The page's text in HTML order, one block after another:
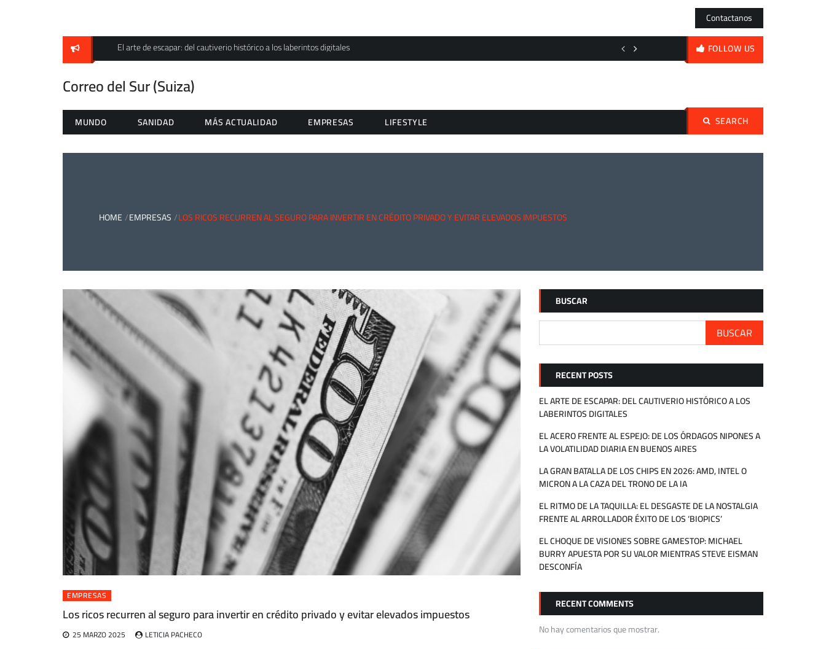
Contactanos
El arte de escapar: del cautiverio histórico a los laberintos digitales
El acero frente al espejo: de los órdagos nipones a la volatilidad diaria
FOLLOW US
Correo del Sur (Suiza)
MUNDO SANIDAD MÁS ACTUALIDAD EMPRESAS LIFESTYLE SEARCH
Buscar:
HOME EMPRESAS LOS RICOS RECURREN AL SEGURO PARA INVERTIR EN CRÉDITO PRIVADO Y EVITAR ELEVADOS IMPUESTOS
EMPRESAS
Los ricos recurren al seguro para invertir en crédito privado y evitar elevados impuestos
25 MARZO 2025 LETICIA PACHECO
BUSCAR
BUSCAR
RECENT POSTS
EL ARTE DE ESCAPAR: DEL CAUTIVERIO HISTÓRICO A LOS
LABERINTOS DIGITALES
EL ACERO FRENTE AL ESPEJO: DE LOS ÓRDAGOS NIPONES A
LA VOLATILIDAD DIARIA EN BUENOS AIRES
LA GRAN BATALLA DE LOS CHIPS EN 2026: AMD, INTEL O
MICRON A LA CAZA DEL TRONO DE LA IA
EL RITMO DE LA TAQUILLA: EL DESGASTE DE LA NOSTALGIA
FRENTE AL ARROLLADOR ÉXITO DE LOS ‘BIOPICS’
EL CHOQUE DE VISIONES SOBRE GAMESTOP: MICHAEL
BURRY APUESTA POR SU VALOR MIENTRAS STEVE EISMAN
DESCONFÍA
RECENT COMMENTS
No hay comentarios que mostrar.